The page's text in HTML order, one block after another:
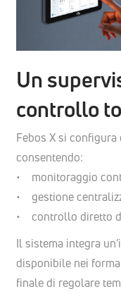
Un
controllo
Febos X si
consentendo:
• monitoraggio
• gestione
• controllo diretto
Il sistema integra
disponibile nei
finale di regolare